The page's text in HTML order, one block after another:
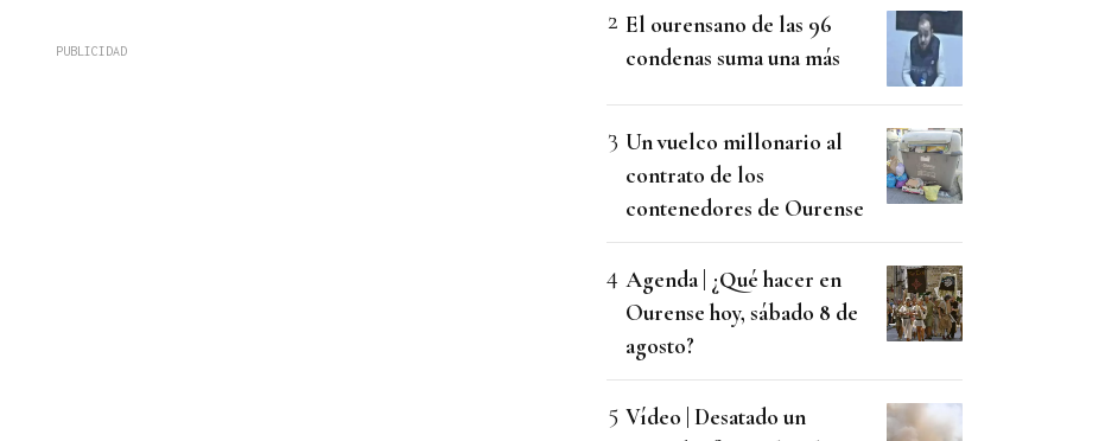
El ourensano de las 96
condenas suma una más
Un vuelco millonario al
contrato de los
contenedores de Ourense
Agenda | ¿Qué hacer en
Ourense hoy, sábado 8 de
agosto?
Vídeo | Desatado un